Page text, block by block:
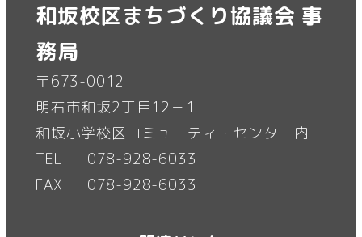
和坂校区まちづくり協議会 事
務局
〒673-0012
明石市和坂2丁目12－1
和坂小学校区コミュニティ・センター内
TEL ： 078-928-6033
FAX ： 078-928-6033